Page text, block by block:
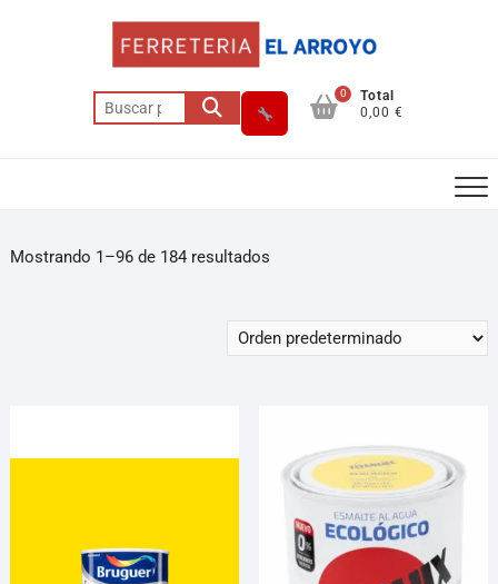
0
Total
0,00 €
Mostrando 1–96 de 184 resultados